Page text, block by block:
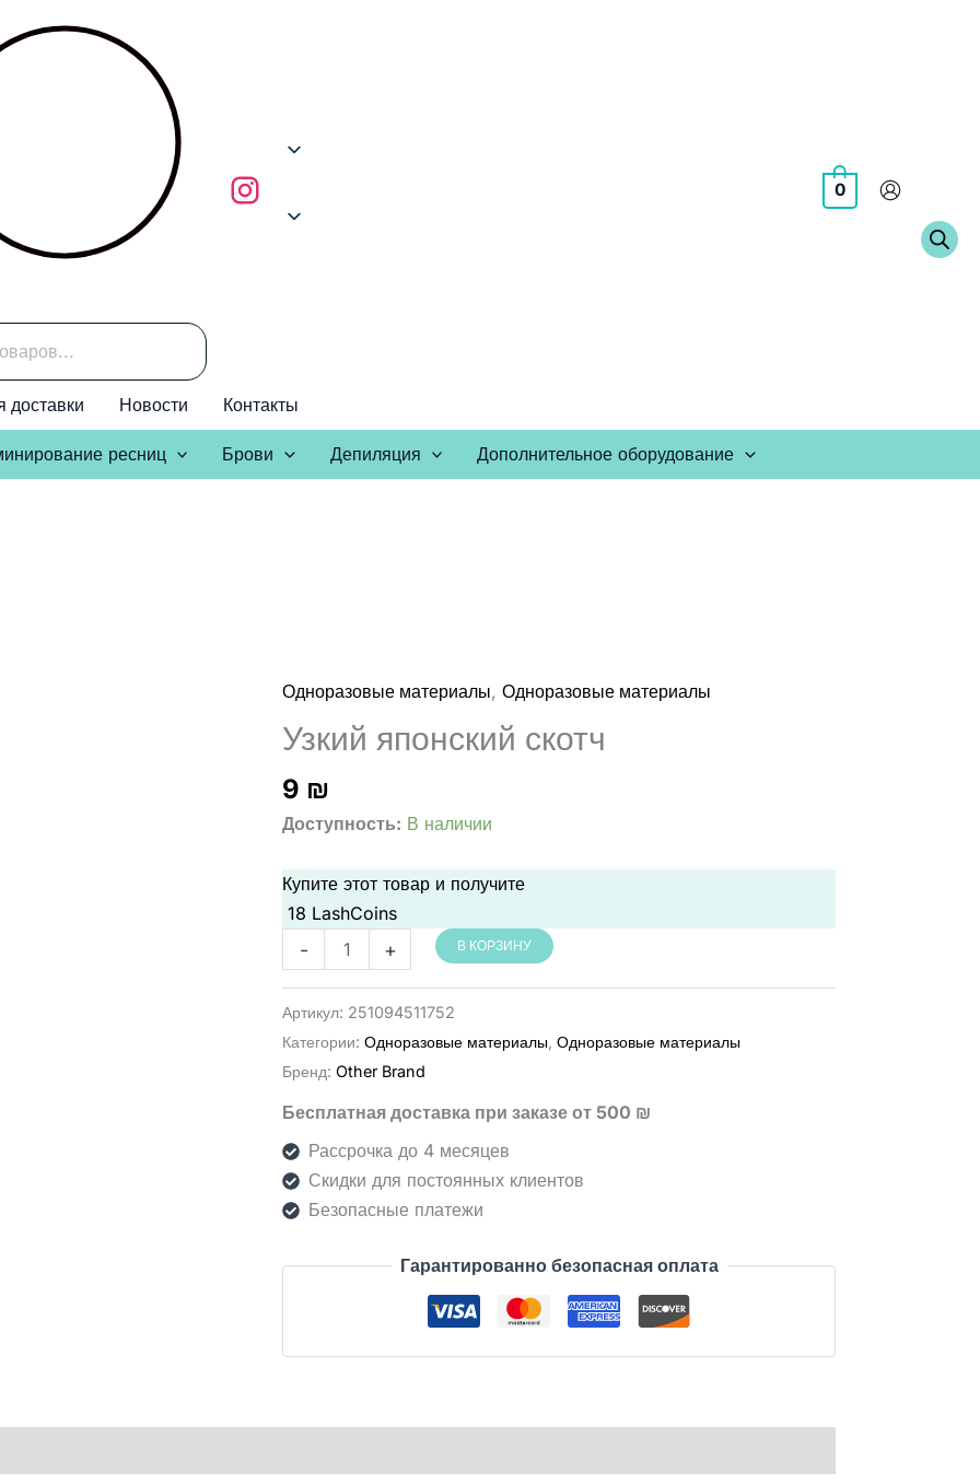
0
доставки Новости Контакты
ресниц Брови Депиляция Дополнительное оборудование
Одноразовые материалы, Одноразовые материалы
Узкий японский скотч
9 ₪
Доступность: В наличии
Купите этот товар и получите
18 LashCoins
-
Количество
товара
+ В КОРЗИНУ
Артикул: 251094511752
Категории: Одноразовые материалы, Одноразовые материалы
Бренд: Other Brand
Бесплатная доставка при заказе от 500 ₪
Рассрочка до 4 месяцев
Скидки для постоянных клиентов
Безопасные платежи
Гарантированно безопасная оплата